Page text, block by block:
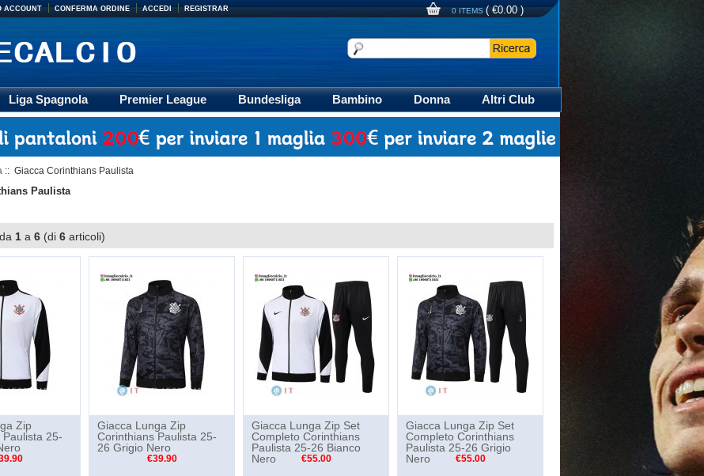
ACCOUNT CONFERMA ORDINE ACCEDI REGISTRAR 0 ITEMS ( €0.00 )
Liga Spagnola Premier League Bundesliga Bambino Donna
Altri Club
:: Giacca Corinthians Paulista
Paulista
1 a 6 (di 6 articoli)
Zip
25-
Giacca Lunga Zip
Corinthians Paulista 25-
26 Grigio Nero
€39.90
Giacca Lunga Zip Set
Completo Corinthians
Paulista 25-26 Bianco
Nero
€55.00
Giacca Lunga Zip Set
Completo Corinthians
Paulista 25-26 Grigio
Nero
€55.00